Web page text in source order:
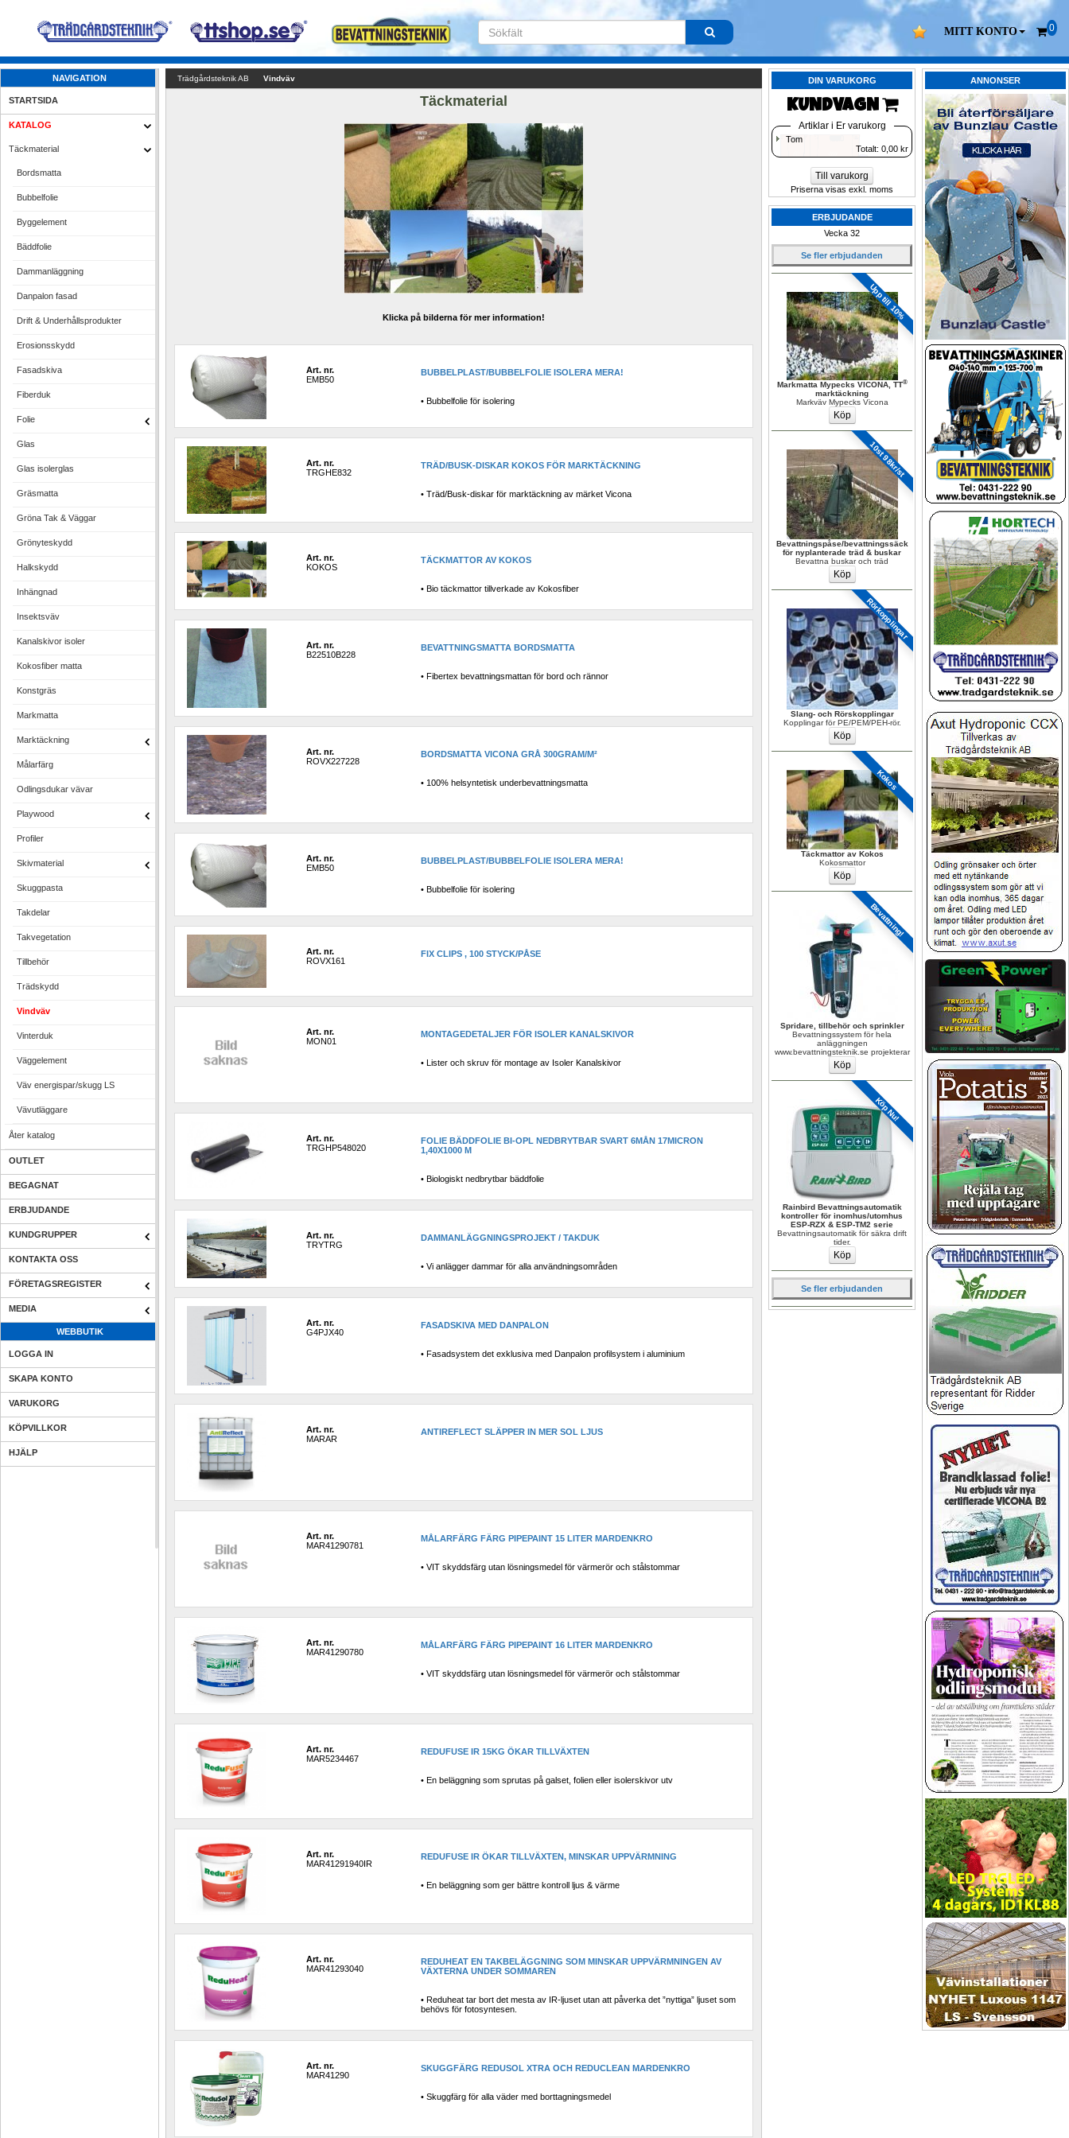
MITT KONTO 0
NAVIGATION
STARTSIDA
KATALOG
Täckmaterial
Bordsmatta
Bubbelfolie
Byggelement
Bäddfolie
Dammanläggning
Danpalon fasad
Drift & Underhållsprodukter
Erosionsskydd
Fasadskiva
Fiberduk
Folie
Glas
Glas isolerglas
Gräsmatta
Gröna Tak & Väggar
Grönyteskydd
Halkskydd
Inhängnad
Insektsväv
Kanalskivor isoler
Kokosfiber matta
Konstgräs
Markmatta
Marktäckning
Målarfärg
Odlingsdukar vävar
Playwood
Profiler
Skivmaterial
Skuggpasta
Takdelar
Takvegetation
Tillbehör
Trädskydd
Vindväv
Vinterduk
Väggelement
Väv energispar/skugg LS
Vävutläggare
Åter katalog
OUTLET
BEGAGNAT
ERBJUDANDE
KUNDGRUPPER
KONTAKTA OSS
FÖRETAGSREGISTER
MEDIA
WEBBUTIK
LOGGA IN
SKAPA KONTO
VARUKORG
KÖPVILLKOR
HJÄLP
ANNONSER
DIN VARUKORG
KUNDVAGN
Artiklar i Er varukorg
Tom
Totalt: 0,00 kr
Till varukorg
Priserna visas exkl. moms
ERBJUDANDE
Vecka 32
Se fler erbjudanden
Upp till 10%
Markmatta Mypecks VICONA, TT®
marktäckning
Markväv Mypecks Vicona
10st 98kr/st
Bevattningspåse/bevattningssäck
för nyplanterade träd & buskar
Bevattna buskar och träd
Rörkopplingar
Slang- och Rörskopplingar
Kopplingar för PE/PEM/PEH-rör.
Kokos
Täckmattor av Kokos
Kokosmattor
Bevattning!
Spridare, tillbehör och sprinkler
Bevattningssystem för hela
anläggningen
www.bevattningsteknik.se projekterar
Köp Nu!
Rainbird Bevattningsautomatik
kontroller för inomhus/utomhus
ESP-RZX & ESP-TM2 serie
Bevattningsautomatik för säkra drift
tider.
Se fler erbjudanden
Trädgårdsteknik AB Vindväv
Täckmaterial
Klicka på bilderna för mer information!
Art. nr.
EMB50
BUBBELPLAST/BUBBELFOLIE ISOLERA MERA!
• Bubbelfolie för isolering
Art. nr.
TRGHE832
TRÄD/BUSK-DISKAR KOKOS FÖR MARKTÄCKNING
• Träd/Busk-diskar för marktäckning av märket Vicona
Art. nr.
KOKOS
TÄCKMATTOR AV KOKOS
• Bio täckmattor tillverkade av Kokosfiber
Art. nr.
B22510B228
BEVATTNINGSMATTA BORDSMATTA
• Fibertex bevattningsmattan för bord och rännor
Art. nr.
ROVX227228
BORDSMATTA VICONA GRÅ 300GRAM/M²
• 100% helsyntetisk underbevattningsmatta
Art. nr.
EMB50
BUBBELPLAST/BUBBELFOLIE ISOLERA MERA!
• Bubbelfolie för isolering
Art. nr.
ROVX161
FIX CLIPS , 100 STYCK/PÅSE
Art. nr.
MON01
MONTAGEDETALJER FÖR ISOLER KANALSKIVOR
• Lister och skruv för montage av Isoler Kanalskivor
Art. nr.
TRGHP548020
FOLIE BÄDDFOLIE BI-OPL NEDBRYTBAR SVART 6MÅN 17MICRON
1,40X1000 M
• Biologiskt nedbrytbar bäddfolie
Art. nr.
TRYTRG
DAMMANLÄGGNINGSPROJEKT / TAKDUK
• Vi anlägger dammar för alla användningsområden
Art. nr.
G4PJX40
FASADSKIVA MED DANPALON
• Fasadsystem det exklusiva med Danpalon profilsystem i aluminium
Art. nr.
MARAR
ANTIREFLECT SLÄPPER IN MER SOL LJUS
Art. nr.
MAR41290781
MÅLARFÄRG FÄRG PIPEPAINT 15 LITER MARDENKRO
• VIT skyddsfärg utan lösningsmedel för värmerör och stålstommar
Art. nr.
MAR41290780
MÅLARFÄRG FÄRG PIPEPAINT 16 LITER MARDENKRO
• VIT skyddsfärg utan lösningsmedel för värmerör och stålstommar
Art. nr.
MAR5234467
REDUFUSE IR 15KG ÖKAR TILLVÄXTEN
• En beläggning som sprutas på galset, folien eller isolerskivor utv
Art. nr.
MAR41291940IR
REDUFUSE IR ÖKAR TILLVÄXTEN, MINSKAR UPPVÄRMNING
• En beläggning som ger bättre kontroll ljus & värme
Art. nr.
MAR41293040
REDUHEAT EN TAKBELÄGGNING SOM MINSKAR UPPVÄRMNINGEN AV
VÄXTERNA UNDER SOMMAREN
• Reduheat tar bort det mesta av IR-ljuset utan att påverka det ”nyttiga” ljuset som
behövs för fotosyntesen.
Art. nr.
MAR41290
SKUGGFÄRG REDUSOL XTRA OCH REDUCLEAN MARDENKRO
• Skuggfärg för alla väder med borttagningsmedel